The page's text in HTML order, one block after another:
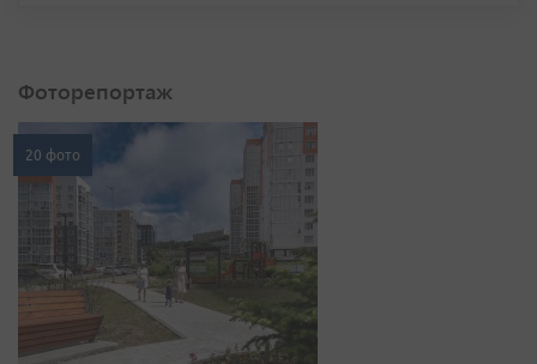
Фоторепортаж
20 фото